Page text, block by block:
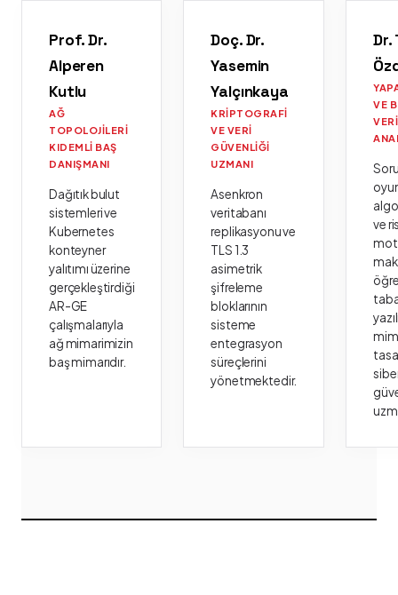
Prof. Dr.
Alperen
Kutlu
AĞ
TOPOLOJILERI
KIDEMLI BAŞ
DANIŞMANI
Dağıtık bulut
sistemleri ve
Kubernetes
konteyner
yalıtımı üzerine
gerçekleştirdiği
AR-GE
çalışmalarıyla
ağ mimarimizin
baş mimarıdır.
Doç. Dr.
Yasemin
Yalçınkaya
KRIPTOGRAFI
VE VERI
GÜVENLIĞI
UZMANI
Asenkron
veritabanı
replikasyonu ve
TLS 1.3
asimetrik
şifreleme
bloklarının
sisteme
entegrasyon
süreçlerini
yönetmektedir.
Dr.
VE
VERI
ve